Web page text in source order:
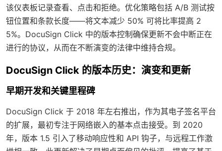
该仪表板记录查看、点击和拒绝。优化策略包括 A/B 测试按
钮位置和条款长度——将文本减少 50% 可将比率提高 2
5%。DocuSign Click 中的版本控制确保更新不会中断正在
进行的协议，从而在不断演变的法律中维持合规。
DocuSign Click 的版本历史：演变和更新
早期开发和关键里程碑
DocuSign Click 于 2018 年左右推出，作为其电子签名平台
的扩展，最初专注于网络嵌入的基本点击接受。到 2020
年，版本 1.5 引入了移动响应性和 API 钩子，与远程工作激